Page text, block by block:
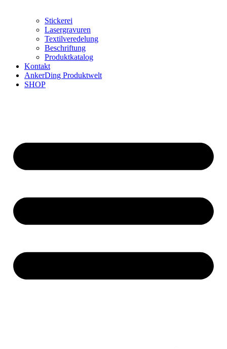
Stickerei
Lasergravuren
Textilveredelung
Beschriftung
Produktkatalog
Kontakt
AnkerDing Produktwelt
SHOP